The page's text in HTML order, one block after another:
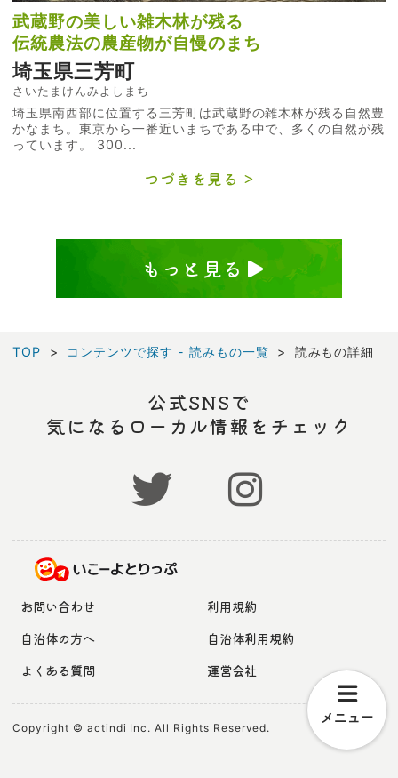
武蔵野の美しい雑木林が残る
伝統農法の農産物が自慢のまち
埼玉県三芳町
さいたまけんみよしまち
埼玉県南西部に位置する三芳町は武蔵野の雑木林が残る自然豊
かなまち。東京から一番近いまちである中で、多くの自然が残
っています。 300...
つづきを見る
もっと見る
TOP コンテンツで探す - 読みもの一覧 読みもの詳細
メニュー
公式SNSで
気になるローカル情報をチェック
お問い合わせ
利用規約
自治体の方へ
自治体利用規約
よくある質問
運営会社
Copyright © actindi Inc. All Rights Reserved.